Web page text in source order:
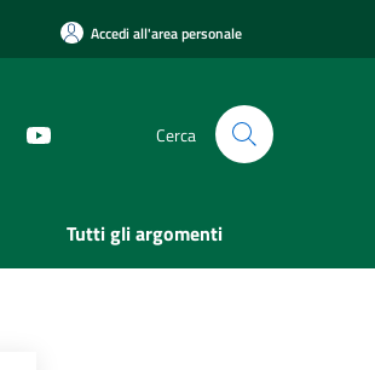
Accedi all'area personale
Cerca
Tutti gli argomenti